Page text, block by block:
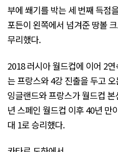
부에 쐐기를 박는 세 번째 득점
포든이 왼쪽에서 넘겨준 땅볼
무리했다.
2018 러시아 월드컵에 이어 2
는 프랑스와 4강 진출을 두고
잉글랜드와 프랑스가 월드컵
년 스페인 월드컵 이후 40년 만
대 1로 승리했다.